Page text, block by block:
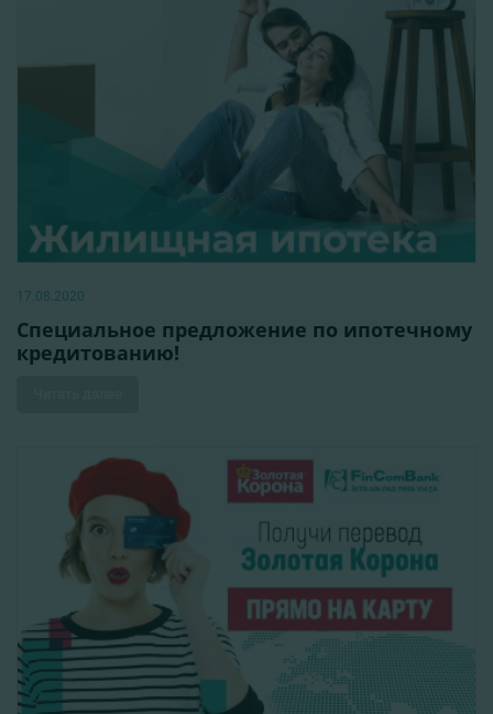
17.08.2020
Специальное предложение по ипотечному
кредитованию!